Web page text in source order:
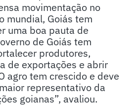
movimentação no
mundial, Goiás tem
uma boa pauta de
de Goiás tem
produtores,
de exportações e abrir
agro tem crescido e deve
representativo da
goianas”, avaliou.